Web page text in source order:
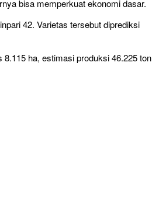
bisa memperkuat ekonomi dasar.
42. Varietas tersebut diprediksi
ha, estimasi produksi 46.225 ton